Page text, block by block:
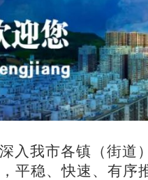
入我市各镇（街道
平稳、快速、有